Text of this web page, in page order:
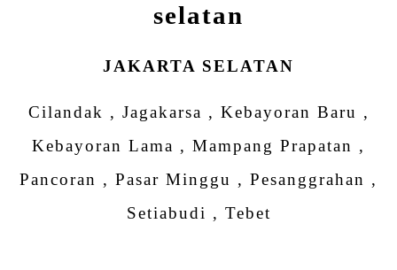
selatan
JAKARTA SELATAN
Cilandak , Jagakarsa , Kebayoran Baru ,
Kebayoran Lama , Mampang Prapatan ,
Pancoran , Pasar Minggu , Pesanggrahan ,
Setiabudi , Tebet